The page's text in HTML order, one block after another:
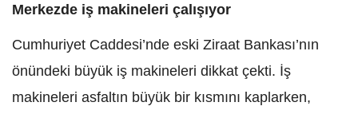
Merkezde iş makineleri çalışıyor
Cumhuriyet Caddesi’nde eski Ziraat Bankası’nın
önündeki büyük iş makineleri dikkat çekti. İş
makineleri asfaltın büyük bir kısmını kaplarken,